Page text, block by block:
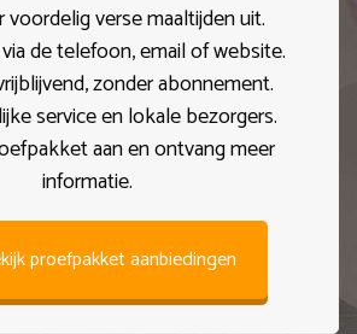
voordelig verse maaltijden uit.
de telefoon, email of website.
zonder abonnement.
service en lokale bezorgers.
aan en ontvang meer
informatie.
proefpakket aanbiedingen